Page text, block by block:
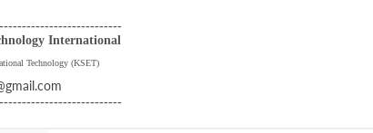
----------------
International
Technology (KSET)